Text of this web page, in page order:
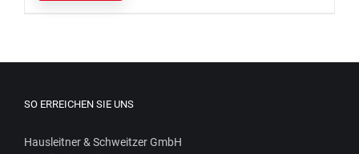
SO ERREICHEN SIE UNS
Haus­leit­ner & Schweit­zer GmbH